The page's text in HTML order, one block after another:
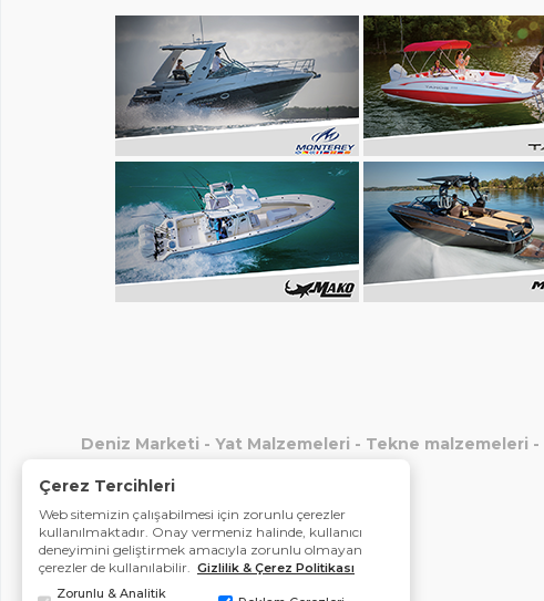
Deniz Marketi - Yat Malzemeleri - Tekne malzemeleri -
Çerez Tercihleri
Web sitemizin çalışabilmesi için zorunlu çerezler
kullanılmaktadır. Onay vermeniz halinde, kullanıcı
deneyimini geliştirmek amacıyla zorunlu olmayan
çerezler de kullanılabilir. Gizlilik & Çerez Politikası
Zorunlu & Analitik